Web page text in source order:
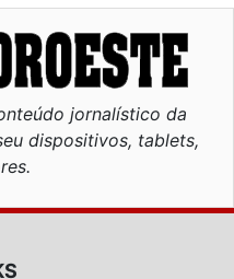
jornalístico da
dispositivos, tablets,